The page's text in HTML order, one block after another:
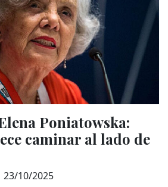
Poniatowska:
caminar al lado de
23/10/2025